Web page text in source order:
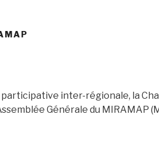
participative inter-régionale, la
Générale du